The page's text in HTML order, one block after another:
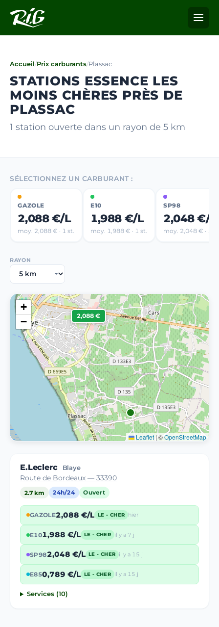
Accueil/Prix carburants/Plassac
STATIONS ESSENCE LES
MOINS CHÈRES PRÈS DE
PLASSAC
1 station ouverte dans un rayon de 5 km
SÉLECTIONNEZ UN CARBURANT :
GAZOLE
2,088 €/L
moy. 2,088 € · 1 st.
E10
1,988 €/L
moy. 1,988 € · 1 st.
SP98
2,048 €/L
moy. 2,048 € · 1
RAYON
2,088 €
+
−
Leaflet | ©OpenStreetMap
E.Leclerc Blaye
Route de Bordeaux — 33390
2.7 km 24h/24 Ouvert
GAZOLE2,088 €/L LE - CHER hier
E101,988 €/L LE - CHER il y a 7 j
SP982,048 €/L LE - CHER il y a 15 j
E850,789 €/L LE - CHER il y a 15 j
Services (10)